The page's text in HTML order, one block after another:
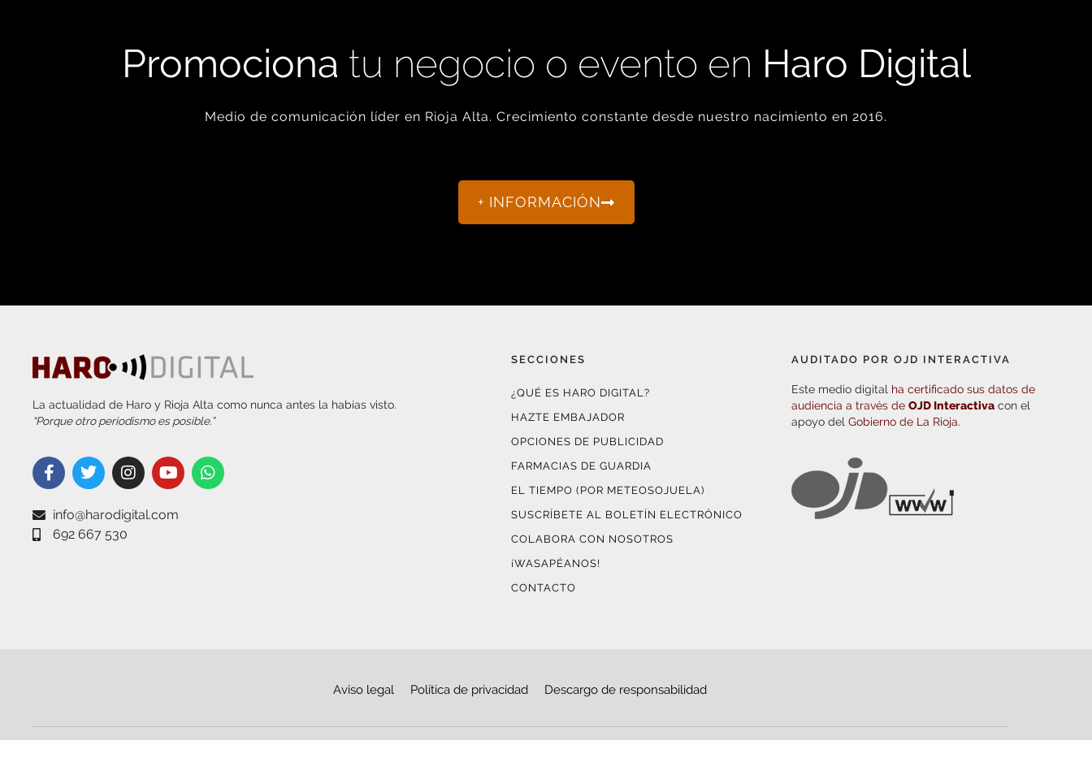
Promociona tu negocio o evento en Haro Digital
Medio de comunicación líder en Rioja Alta. Crecimiento constante desde nuestro nacimiento en 2016.
+ INFORMACIÓN
La actualidad de Haro y Rioja Alta como nunca antes la habías visto.
“Porque otro periodismo es posible.”
info@harodigital.com
692 667 530
SECCIONES
¿QUÉ ES HARO DIGITAL?
HAZTE EMBAJADOR
OPCIONES DE PUBLICIDAD
FARMACIAS DE GUARDIA
EL TIEMPO (POR METEOSOJUELA)
SUSCRÍBETE AL BOLETÍN ELECTRÓNICO
COLABORA CON NOSOTROS
¡WASAPÉANOS!
CONTACTO
AUDITADO POR OJD INTERACTIVA
Este medio digital ha certificado sus datos de
audiencia a través deOJD Interactiva con el
apoyo delGobierno de La Rioja.
Aviso legal Política de privacidad Descargo de responsabilidad